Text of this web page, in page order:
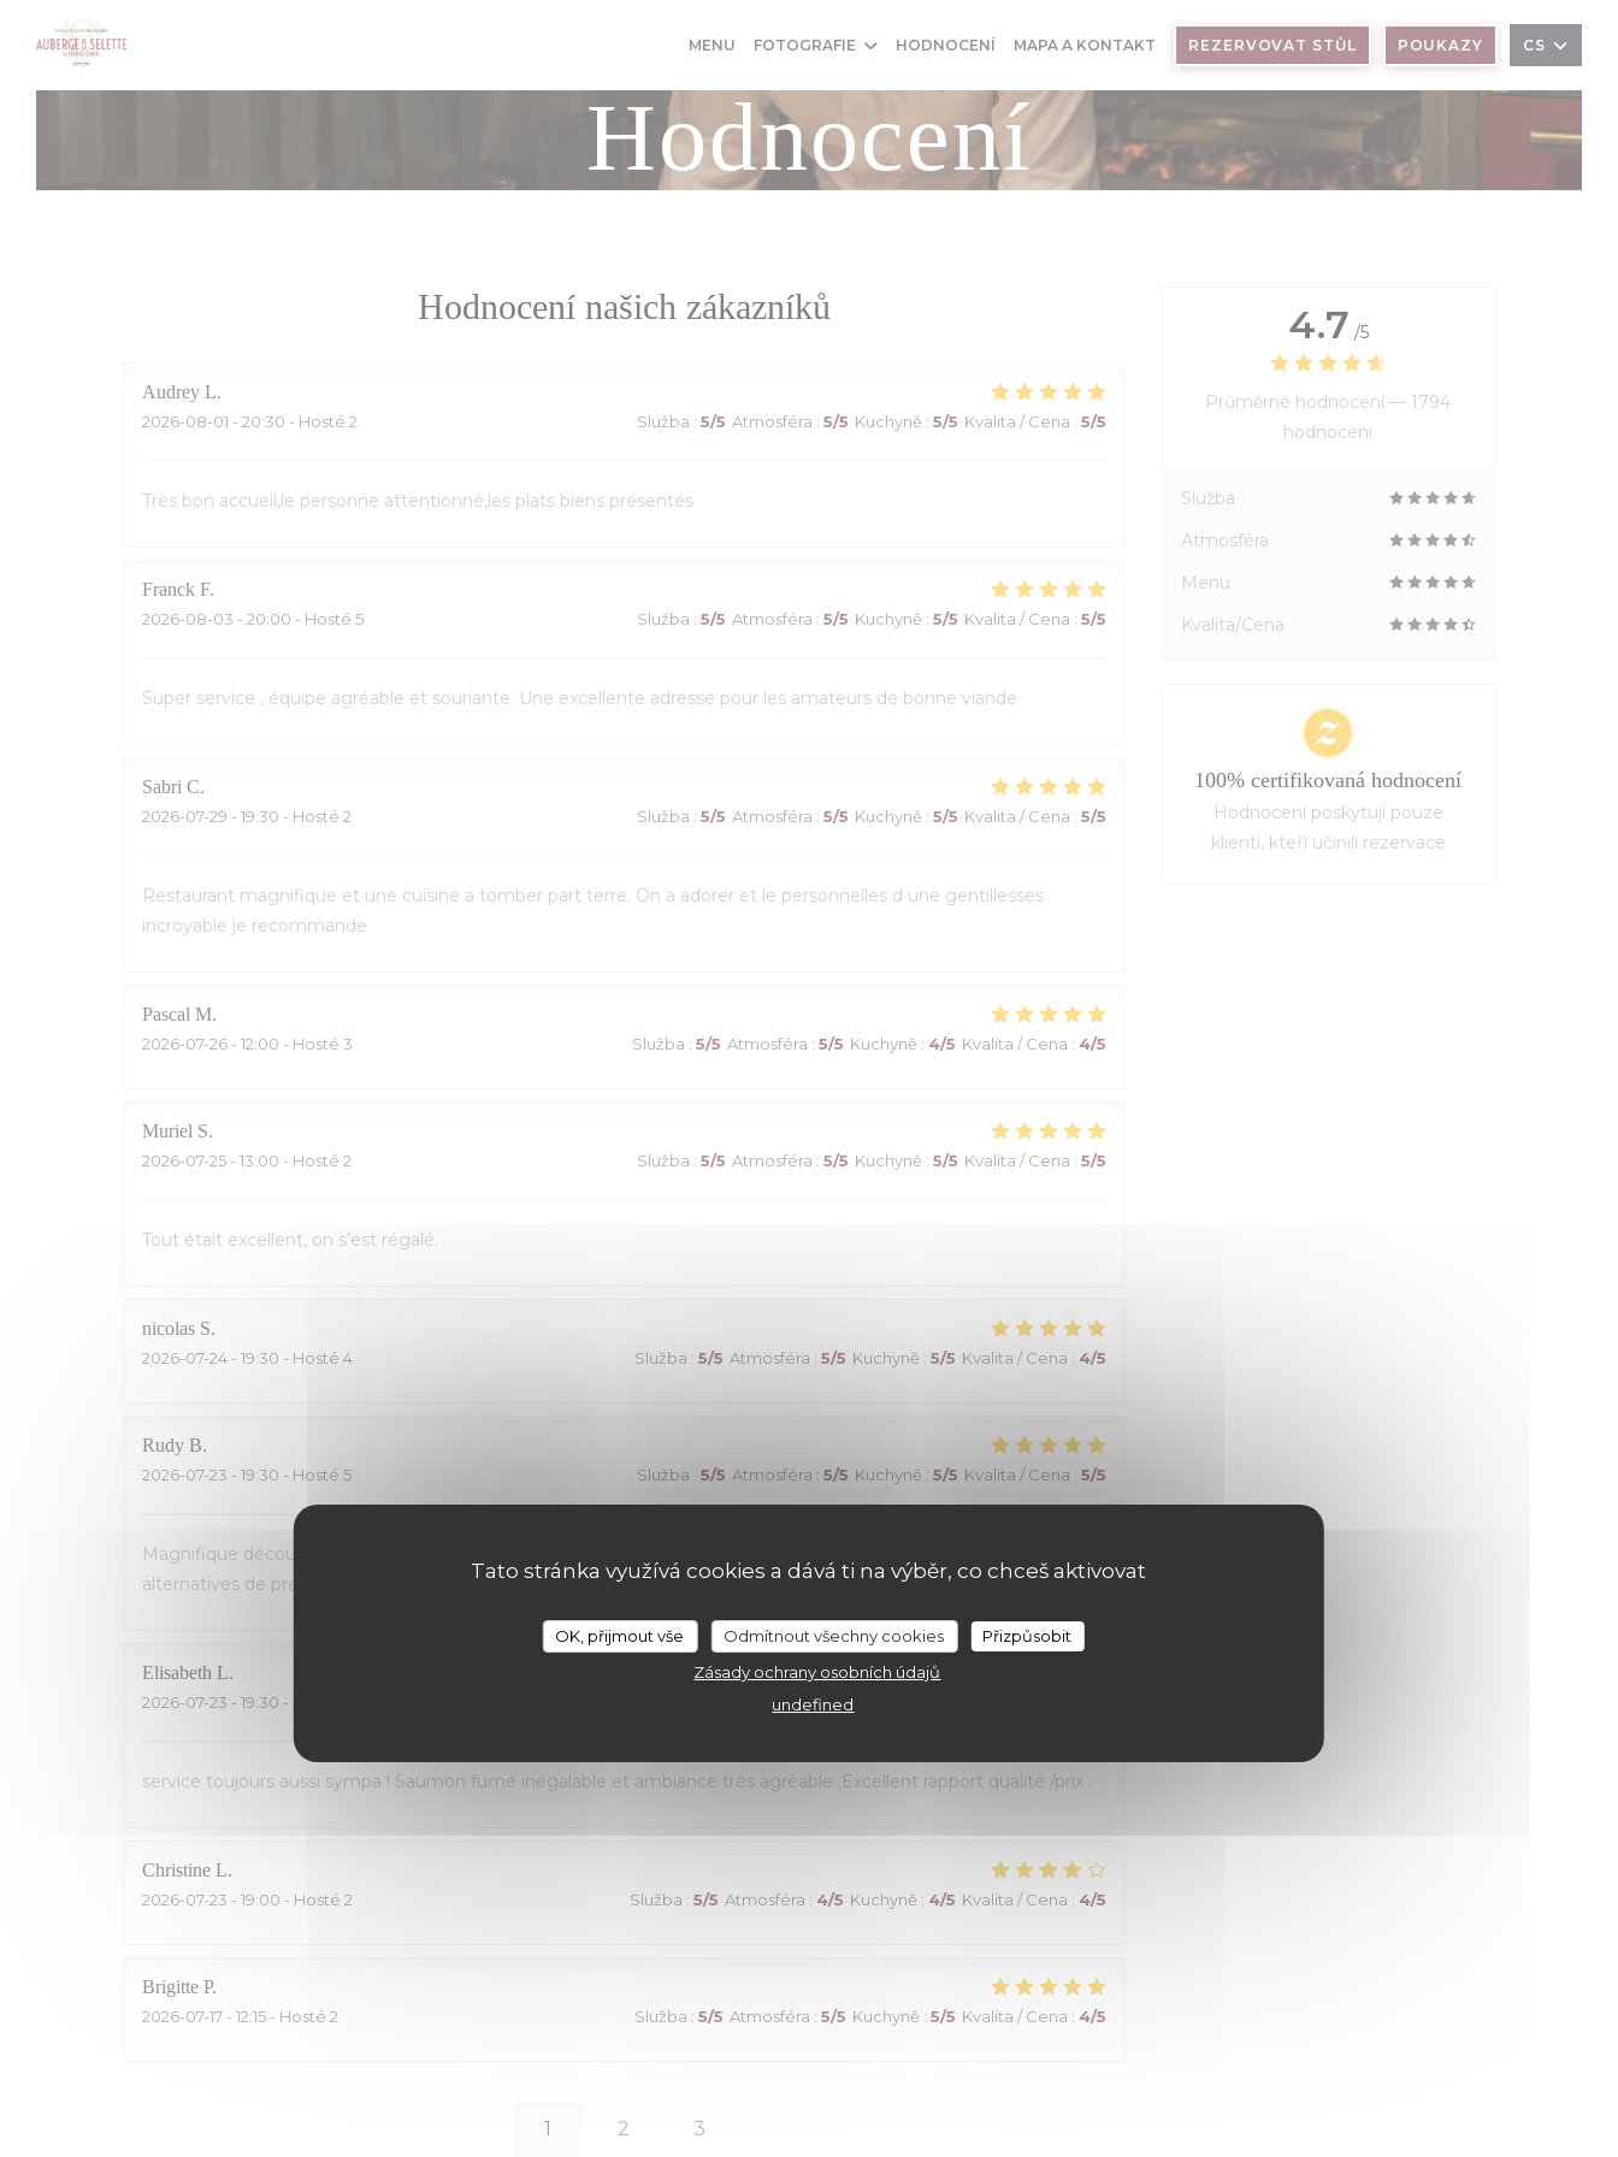
Panel pro správu cookies
Tato stránka využívá cookies a dává ti na výběr, co chceš aktivovat
OK, přijmout vše Odmítnout všechny cookies
Přizpůsobit
Zásady ochrany osobních údajů
undefined
MENU FOTOGRAFIE HODNOCENÍ MAPA A KONTAKT REZERVOVAT STŮL POUKAZY CS
Hodnocení
Hodnocení našich zákazníků
Audrey L
2026-08-01 - 20:30 - Hosté 2 Služba : 5/5 Atmosféra : 5/5 Kuchyně : 5/5 Kvalita / Cena : 5/5
Très bon accueil,le personne attentionné,les plats biens présentés
Franck F
2026-08-03 - 20:00 - Hosté 5 Služba : 5/5 Atmosféra : 5/5 Kuchyně : 5/5 Kvalita / Cena : 5/5
Super service , équipe agréable et souriante. Une excellente adresse pour les amateurs de bonne viande
Sabri C
2026-07-29 - 19:30 - Hosté 2 Služba : 5/5 Atmosféra : 5/5 Kuchyně : 5/5 Kvalita / Cena : 5/5
Restaurant magnifique et une cuisine a tomber part terre. On a adorer et le personnelles d une gentillesses
incroyable je recommande
Pascal M
2026-07-26 - 12:00 - Hosté 3 Služba : 5/5 Atmosféra : 5/5 Kuchyně : 4/5 Kvalita / Cena : 4/5
Muriel S
2026-07-25 - 13:00 - Hosté 2 Služba : 5/5 Atmosféra : 5/5 Kuchyně : 5/5 Kvalita / Cena : 5/5
Tout était excellent, on s’est régalé.
nicolas S
2026-07-24 - 19:30 - Hosté 4 Služba : 5/5 Atmosféra : 5/5 Kuchyně : 5/5 Kvalita / Cena : 4/5
Rudy B
2026-07-23 - 19:30 - Hosté 5 Služba : 5/5 Atmosféra : 5/5 Kuchyně : 5/5 Kvalita / Cena : 5/5
Magnifique découverte! Accueil et service parfaits! Un choix exceptionnel de viandes maturees...avec aussi des
alternatives de premier choix (homard, poisson...). Vins fins. Une très belle adresse!
Elisabeth L
2026-07-23 - 19:30 - Hosté 2 Atmosféra: 5/5
service toujours aussi sympa ! Saumon fumé inégalable et ambiance très agréable ;Excellent rapport qualité /prix .
Christine L
2026-07-23 - 19:00 - Hosté 2 Služba : 5/5 Atmosféra : 4/5 Kuchyně : 4/5 Kvalita / Cena : 4/5
Brigitte P
2026-07-17 - 12:15 - Hosté 2 Služba : 5/5 Atmosféra : 5/5 Kuchyně : 5/5 Kvalita / Cena : 4/5
1 2 3
4.7 /5
Průměrné hodnocení — 1794
hodnoceni
Služba
Atmosféra
Menu
Kvalita/Cena
100% certifikovaná hodnocení
Hodnocení poskytují pouze
klienti, kteří učinili rezervace